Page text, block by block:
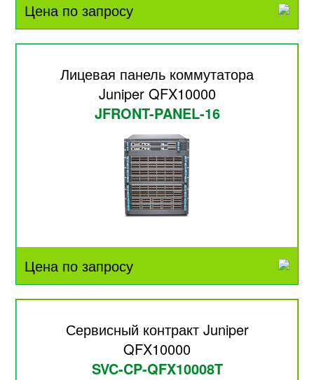
Цена по запросу
Лицевая панель коммутатора
Juniper QFX10000
JFRONT-PANEL-16
Цена по запросу
Сервисный контракт Juniper
QFX10000
SVC-CP-QFX10008T